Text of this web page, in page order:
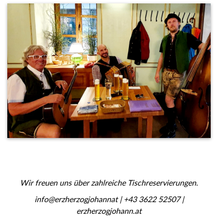
Wir freuen uns über zahlreiche Tischreservierungen.
info@erzherzogjohannat | +43 3622 52507 |
erzherzogjohann.at